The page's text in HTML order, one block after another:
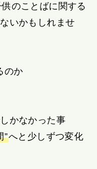
のことばに関する
いかもしれませ
のか
かなかった事
”へと少しずつ変化